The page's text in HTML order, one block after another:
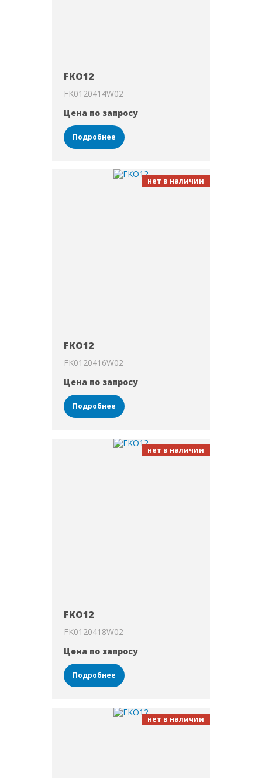
FKO12
FK0120414W02
Цена по запросу
Подробнее
нет в наличии
FKO12
FK0120416W02
Цена по запросу
Подробнее
нет в наличии
FKO12
FK0120418W02
Цена по запросу
Подробнее
нет в наличии